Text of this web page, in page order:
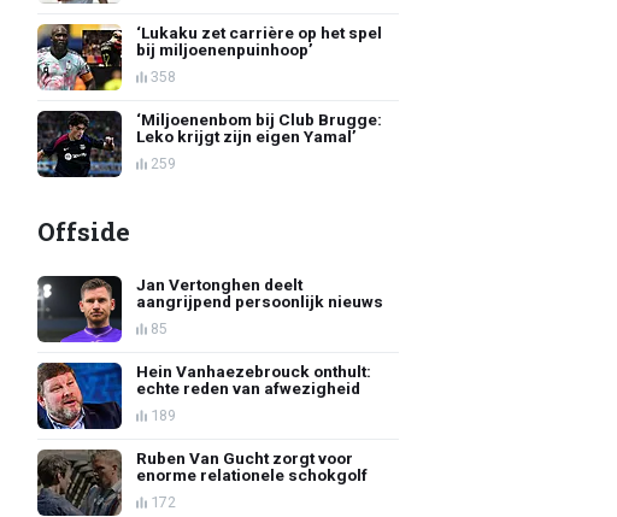
‘Lukaku zet carrière op het spel
bij miljoenenpuinhoop’
358
‘Miljoenenbom bij Club Brugge:
Leko krijgt zijn eigen Yamal’
259
Offside
Jan Vertonghen deelt
aangrijpend persoonlijk nieuws
85
Hein Vanhaezebrouck onthult:
echte reden van afwezigheid
189
Ruben Van Gucht zorgt voor
enorme relationele schokgolf
172